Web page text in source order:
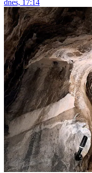
dnes, 17:14